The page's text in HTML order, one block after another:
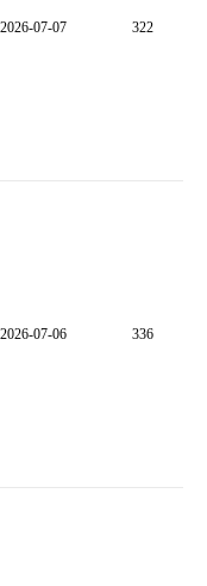
2026-07-07 322
2026-07-06 336